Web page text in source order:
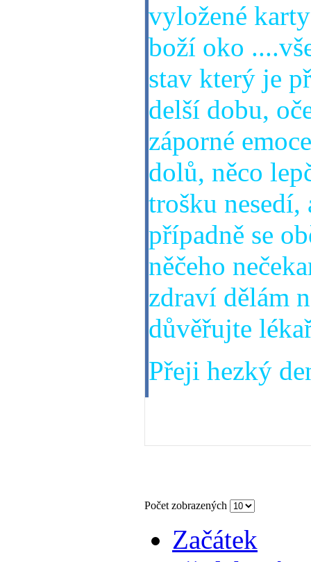
vyložené
boží oko
stav který je
delší dobu,
záporné
dolů, něco
trošku
případně se
něčeho
zdraví dělám
důvěřujte
Přeji hezký
Počet zobrazených
Začátek